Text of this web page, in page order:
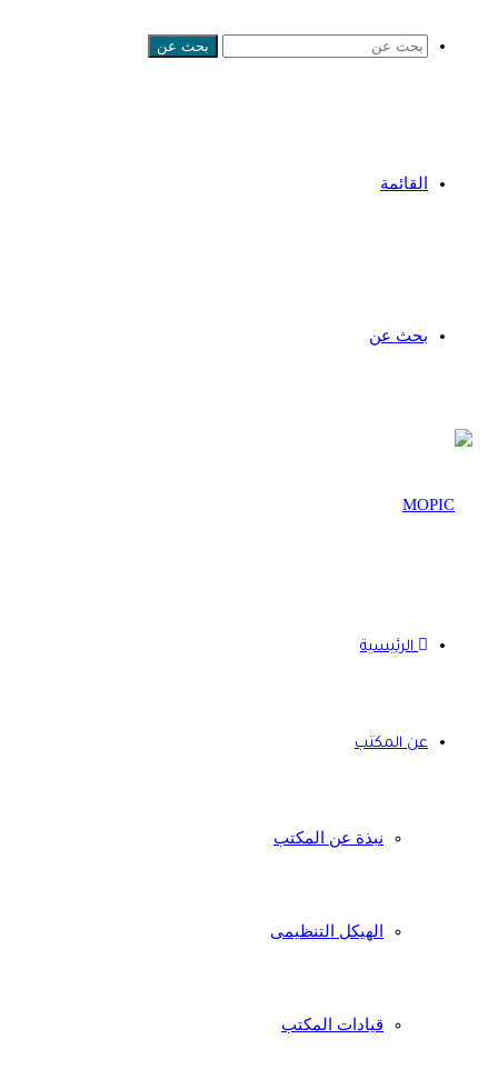
بحث عن
القائمة
بحث عن
الرئيسية
عن المكتب
نبذة عن المكتب
الهيكل التنظيمى
قيادات المكتب